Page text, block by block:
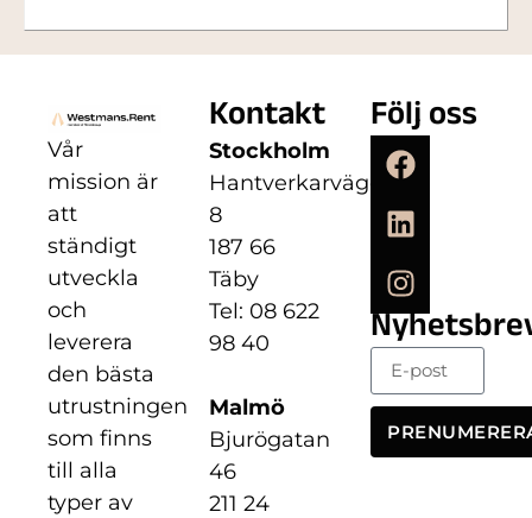
Vår
mission är
att
ständigt
utveckla
och
leverera
den bästa
utrustningen
som finns
till alla
typer av
Kontakt
Stockholm
Hantverkarvägen
8
187 66
Täby
Tel: 08 622
98 40
Malmö
Bjurögatan
46
211 24
Följ oss